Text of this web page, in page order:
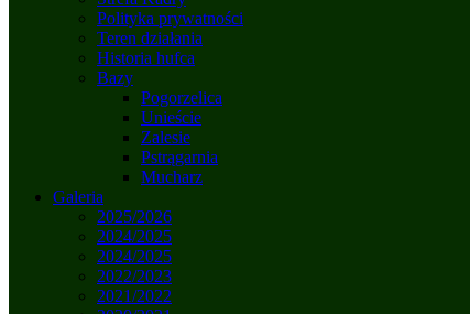
Polityka prywatności
Teren działania
Historia hufca
Bazy
Pogorzelica
Unieście
Zalesie
Pstrągarnia
Mucharz
Galeria
2025/2026
2024/2025
2024/2025
2022/2023
2021/2022